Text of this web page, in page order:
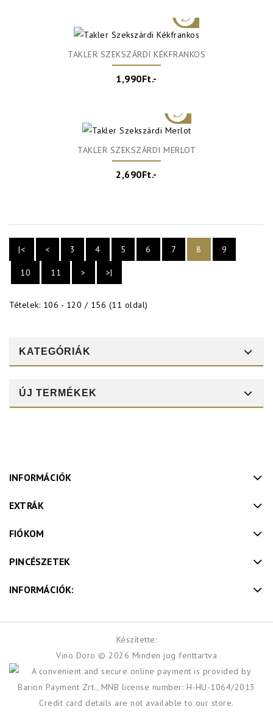
TAKLER SZEKSZÁRDI KÉKFRANKOS
1,990Ft.-
TAKLER SZEKSZÁRDI MERLOT
2,690Ft.-
|< < 3 4 5 6 7 8 9
10 11 > >|
Tételek: 106 - 120 / 156 (11 oldal)
KATEGÓRIÁK
ÚJ TERMÉKEK
INFORMÁCIÓK
EXTRÁK
FIÓKOM
PINCÉSZETEK
INFORMÁCIÓK:
Készítette:
Vino Doro © 2026 Minden jog fenttartva